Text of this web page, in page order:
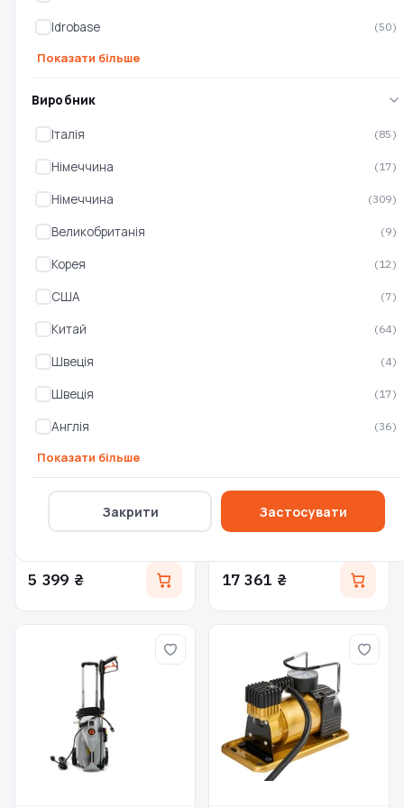
Idrobase (50)
Показати більше
Виробник
Італія (85)
Німеччина (17)
Німеччина (309)
Великобританія (9)
Корея (12)
США (7)
Китай (64)
Швеція (4)
Швеція (17)
Англія (36)
Показати більше
Закрити Застосувати
Мийка високого тиску KS
PW160HV
Є в наявності
9 199 ₴
5 399 ₴
LT810B (LT810B) 3
17 361 ₴